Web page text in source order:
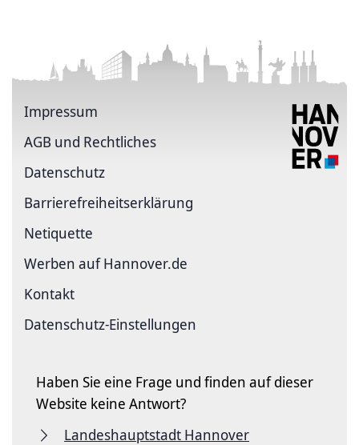
Impressum
AGB und Rechtliches
Datenschutz
Barriere­freiheits­erklärung
Netiquette
Werben auf Hannover.de
Kontakt
Datenschutz-Einstellungen
Haben Sie eine Frage und finden auf dieser
Website keine Antwort?
Landeshauptstadt Hannover